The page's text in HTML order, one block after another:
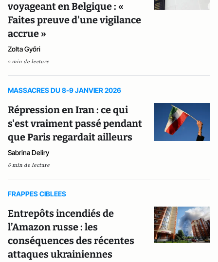
voyageant en Belgique : «
Faites preuve d'une vigilance
accrue »
Zolta Győri
2 min de lecture
MASSACRES DU 8-9 JANVIER 2026
Répression en Iran : ce qui
s'est vraiment passé pendant
que Paris regardait ailleurs
Sabrina Deliry
6 min de lecture
FRAPPES CIBLEES
Entrepôts incendiés de
l’Amazon russe : les
conséquences des récentes
attaques ukrainiennes